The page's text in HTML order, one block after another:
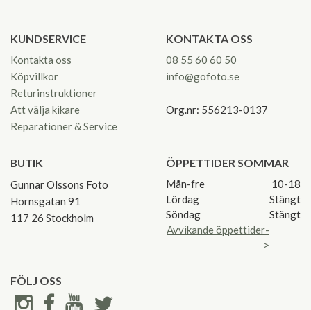
KUNDSERVICE
Kontakta oss
Köpvillkor
Returinstruktioner
Att välja kikare
Reparationer & Service
KONTAKTA OSS
08 55 60 60 50
info@gofoto.se
Org.nr: 556213-0137
BUTIK
Gunnar Olssons Foto
Hornsgatan 91
117 26 Stockholm
ÖPPETTIDER SOMMAR
Mån-fre
10-18
Lördag
Stängt
Söndag
Stängt
Avvikande öppettider-
>
FÖLJ OSS